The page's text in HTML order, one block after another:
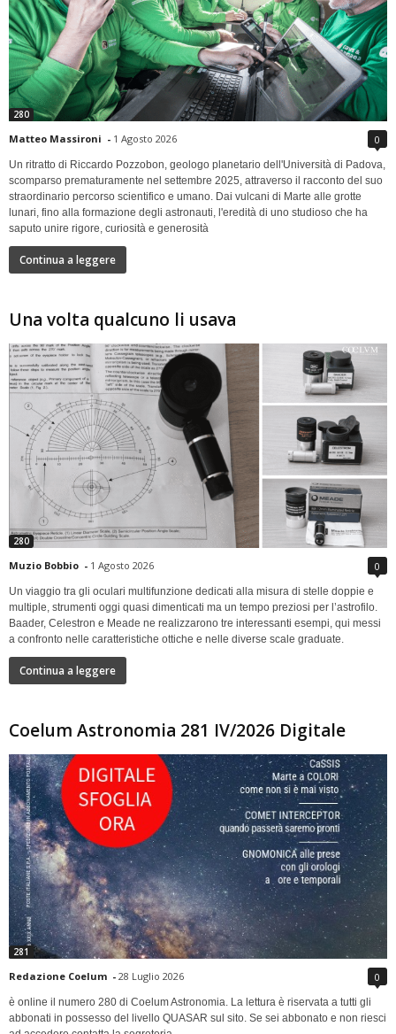
280
Matteo Massironi - 1 Agosto 2026 0
Un ritratto di Riccardo Pozzobon, geologo planetario dell'Università di Padova,
scomparso prematuramente nel settembre 2025, attraverso il racconto del suo
straordinario percorso scientifico e umano. Dai vulcani di Marte alle grotte
lunari, fino alla formazione degli astronauti, l'eredità di uno studioso che ha
saputo unire rigore, curiosità e generosità
Continua a leggere
Una volta qualcuno li usava
280
Muzio Bobbio - 1 Agosto 2026 0
Un viaggio tra gli oculari multifunzione dedicati alla misura di stelle doppie e
multiple, strumenti oggi quasi dimenticati ma un tempo preziosi per l’astrofilo.
Baader, Celestron e Meade ne realizzarono tre interessanti esempi, qui messi
a confronto nelle caratteristiche ottiche e nelle diverse scale graduate.
Continua a leggere
Coelum Astronomia 281 IV/2026 Digitale
281
Redazione Coelum - 28 Luglio 2026 0
è online il numero 280 di Coelum Astronomia. La lettura è riservata a tutti gli
abbonati in possesso del livello QUASAR sul sito. Se sei abbonato e non riesci